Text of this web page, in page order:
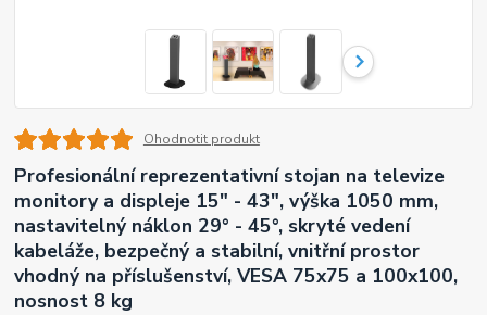
Ohodnotit produkt
Profesionální reprezentativní stojan na televize
monitory a displeje 15" - 43", výška 1050 mm,
nastavitelný náklon 29° - 45°, skryté vedení
kabeláže, bezpečný a stabilní, vnitřní prostor
vhodný na příslušenství, VESA 75x75 a 100x100,
nosnost 8 kg